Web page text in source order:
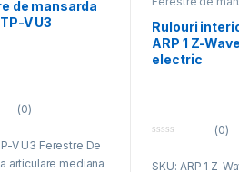
de mansarda
V U3
(0)
V U3 Ferestre De
articulare mediana
Rulouri
ARP 1 Z-
electric
u
(0)
SKU: ARP 1 Z-